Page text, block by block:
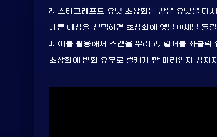
2. 스타크래프트 유닛 초상화는 같은 유닛을 다
다른 대상을 선택하면 초상화에 옛날TV채널 돌
3. 이를 활용해서 스캔을 뿌리고, 럴커를 좌클릭
초상화에 변화 유무로 럴커가 한 마리인지 겹쳐